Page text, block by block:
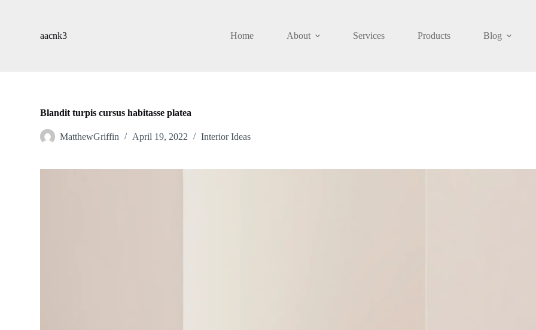
aacnk3 Home About Services Products Blog
Blandit turpis cursus habitasse platea
MatthewGriffin April 19, 2022 Interior Ideas